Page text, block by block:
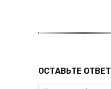
ОСТАВЬТЕ ОТВЕТ